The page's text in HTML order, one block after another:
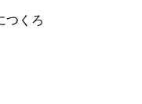
つくろ